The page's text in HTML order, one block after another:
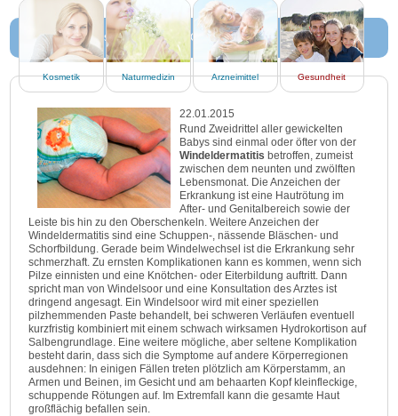
Themen und Wissen rund um die Gesundheit
22.01.2015
Rund Zweidrittel aller gewickelten
Babys sind einmal oder öfter von der
Windeldermatitis betroffen, zumeist
zwischen dem neunten und zwölften
Lebensmonat. Die Anzeichen der
Erkrankung ist eine Hautrötung im
After- und Genitalbereich sowie der
Leiste bis hin zu den Oberschenkeln. Weitere Anzeichen der
Windeldermatitis sind eine Schuppen-, nässende Bläschen- und
Schorfbildung. Gerade beim Windelwechsel ist die Erkrankung sehr
schmerzhaft. Zu ernsten Komplikationen kann es kommen, wenn sich
Pilze einnisten und eine Knötchen- oder Eiterbildung auftritt. Dann
spricht man von Windelsoor und eine Konsultation des Arztes ist
dringend angesagt. Ein Windelsoor wird mit einer speziellen
pilzhemmenden Paste behandelt, bei schweren Verläufen eventuell
kurzfristig kombiniert mit einem schwach wirksamen Hydrokortison auf
Salbengrundlage. Eine weitere mögliche, aber seltene Komplikation
besteht darin, dass sich die Symptome auf andere Körperregionen
ausdehnen: In einigen Fällen treten plötzlich am Körperstamm, an
Armen und Beinen, im Gesicht und am behaarten Kopf kleinfleckige,
schuppende Rötungen auf. Im Extremfall kann die gesamte Haut
großflächig befallen sein.
Kosmetik Naturmedizin Arzneimittel Gesundheit